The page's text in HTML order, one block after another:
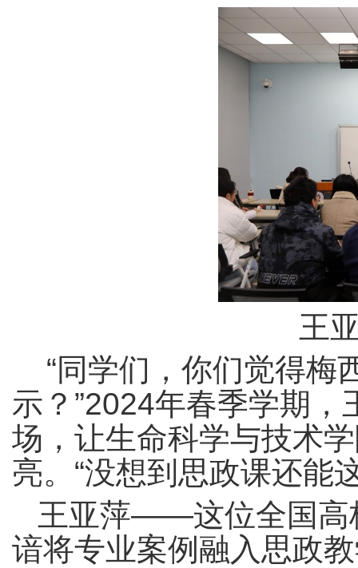
王
“同学们，你们觉得梅
示？”2024年春季学期
场，让生命科学与技术
亮。“没想到思政课还能
王亚萍——这位全国高
谙将专业案例融入思政